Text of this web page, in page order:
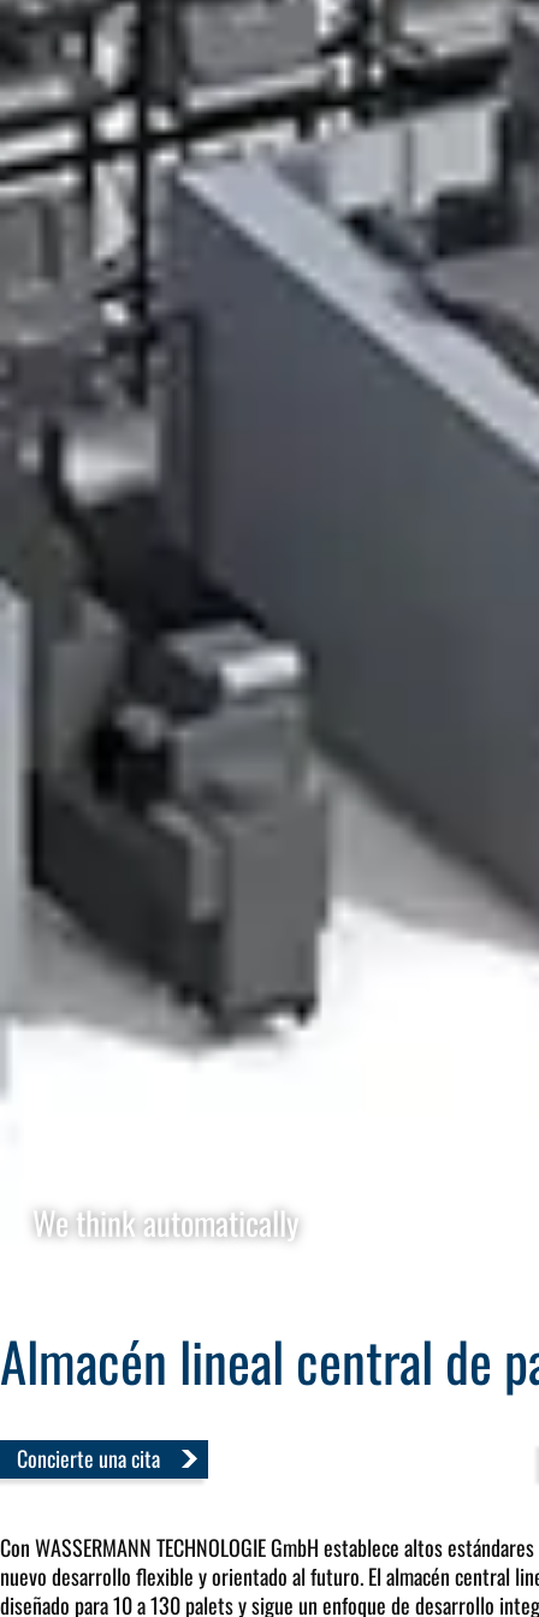
We think automatically
Almacén lineal central de
Concierte una cita
ConWASSERMANN TECHNOLOGIE GmbH establece altos
nuevo desarrollo flexible y orientado al futuro. El almacén central
diseñado para 10 a 130 palets y sigue un enfoque de desarrollo